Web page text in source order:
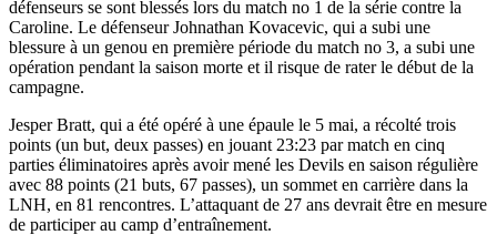
défenseurs se sont blessés lors du match no 1 de la série contre la
Caroline. Le défenseur Johnathan Kovacevic, qui a subi une
blessure à un genou en première période du match no 3, a subi une
opération pendant la saison morte et il risque de rater le début de la
campagne.
Jesper Bratt, qui a été opéré à une épaule le 5 mai, a récolté trois
points (un but, deux passes) en jouant 23:23 par match en cinq
parties éliminatoires après avoir mené les Devils en saison régulière
avec 88 points (21 buts, 67 passes), un sommet en carrière dans la
LNH, en 81 rencontres. L’attaquant de 27 ans devrait être en mesure
de participer au camp d’entraînement.